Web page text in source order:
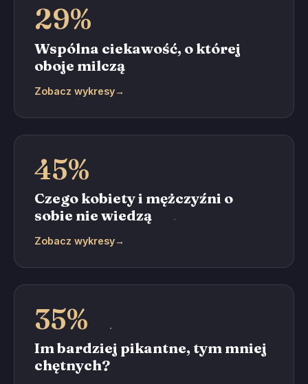
29%
Wspólna ciekawość, o której
oboje milczą
Zobacz wykresy→
45%
Czego kobiety i mężczyźni o
sobie nie wiedzą
Zobacz wykresy→
35%
Im bardziej pikantne, tym mniej
chętnych?